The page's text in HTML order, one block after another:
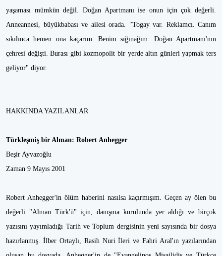
yaşaması mümkün değil. Doğan Apartmanı ise onun için çok değerli.
Anneannesi, büyükbabası ve ailesi orada. "Togay var. Reklamcı. Canım
sıkılınca hemen ona kaçarım. Benim sığınağım. Doğan Apartmanı'nın
çehresi değişti. Burası gibi kozmopolit bir yerde altın günleri yapmak ters
geliyor" diyor.
HAKKINDA YAZILANLAR
Türkleşmiş bir Alman: Robert Anhegger
Beşir Ayvazoğlu
Zaman 9 Mayıs 2001
Robert Anhegger'in ölüm haberini nasılsa kaçırmışım. Geçen ay ölen bu
değerli "Alman Türk'ü" için, danışma kurulunda yer aldığı ve birçok
yazısını yayımladığı Tarih ve Toplum dergisinin yeni sayısında bir dosya
hazırlanmış. İlber Ortaylı, Rasih Nuri İleri ve Fahri Aral'ın yazılarından